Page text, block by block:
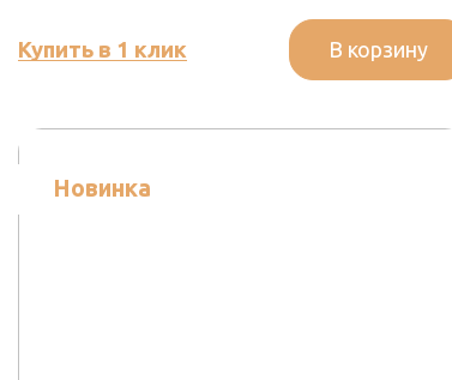
Купить в 1 клик В корзину
Новинка